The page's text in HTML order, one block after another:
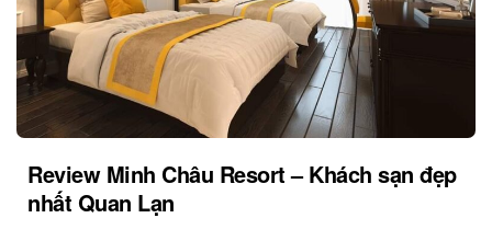
Review Minh Châu Resort – Khách sạn đẹp
nhất Quan Lạn